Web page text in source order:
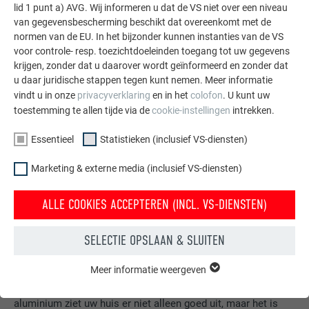
Daken, gevels, zonnepanelen, dakafvoersystemen &
aluminium ziet uw huis er niet alleen goed uit, maar het is
lid 1 punt a) AVG. Wij informeren u dat de VS niet over een niveau
van gegevensbescherming beschikt dat overeenkomt met de
normen van de EU. In het bijzonder kunnen instanties van de VS
voor controle- resp. toezichtdoeleinden toegang tot uw gegevens
krijgen, zonder dat u daarover wordt geïnformeerd en zonder dat
u daar juridische stappen tegen kunt nemen. Meer informatie
vindt u in onze privacyverklaring en in het colofon. U kunt uw
toestemming te allen tijde via decookie-instellingen intrekken.
Essentieel Statistieken (inclusief VS-diensten)
Marketing & externe media (inclusief VS-diensten)
ALLE COOKIES ACCEPTEREN (INCL. VS-DIENSTEN)
SELECTIE OPSLAAN & SLUITEN
van de website. Hierdoor wordt gewaarborgd dat de website
Meer informatie weergeven